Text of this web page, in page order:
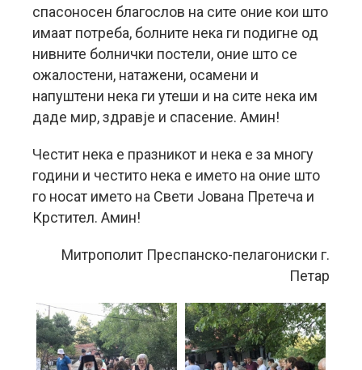
спасоносен благослов на сите оние кои што
имаат потреба, болните нека ги подигне од
нивните болнички постели, оние што се
ожалостени, натажени, осамени и
напуштени нека ги утеши и на сите нека им
даде мир, здравје и спасение. Амин!
Честит нека е празникот и нека е за многу
години и честито нека е името на оние што
го носат името на Свети Јована Претеча и
Крстител. Амин!
Митрополит Преспанско-пелагониски г.
Петар